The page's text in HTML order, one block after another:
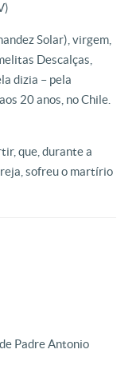
Solar), virgem,
Descalças,
dizia – pela
20 anos, no Chile.
que, durante a
sofreu o martírio
Padre Antonio